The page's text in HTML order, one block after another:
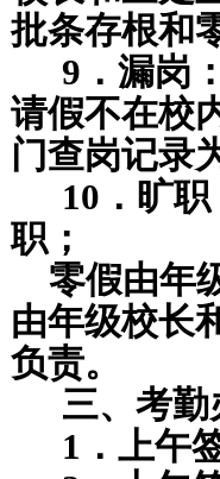
批条存根和
9 ．漏岗
请假不在校
门查岗记录
10 ．旷
职；
零假由年
由年级校长
负责。
三、考勤
1 ．上午